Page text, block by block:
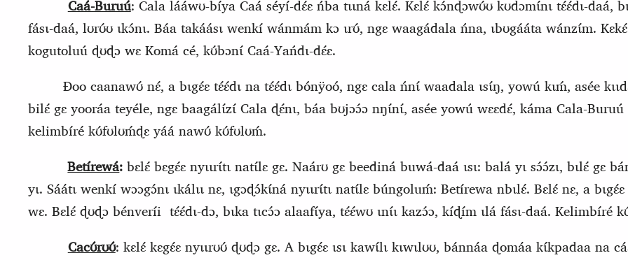
Caá-Buruú: Cala lááwʊ-bíya Caá séyí-dɛ́ɛ ńba tɩɩná kɛlɛ́. Kɛlɛ́ kɔ́nɖɔwʊ́ʊ kʊdɔmɩ́nɩ tɛ́ɛ́dɩ-daá,
fásɩ-daá, lʊrʊ́ʊ ɩkɔ́nɩ. Báa takáásɩ wenkí wánmám kɔ ɩrʊ́, ngɛ waagádala ńna, ɩbʊgááta wánzɩ́m.
kogutoluú ɖʊɖɔ wɛ Komá cé, kʊ́bɔnɩ́ Caá-Yańdɩ-dɛ́ɛ.
Ɖoo caanawʊ́ nɛ́, a bɩgɛ́ɛ tɛ́ɛ́dɩ na tɛ́ɛ́dɩ bónÿoó, ngɛ cala ńnɩ́ waadala ɩsɩ́ŋ, yowú kɩḿ, asée
bilɛ́ gɛ yooráa teyéle, ngɛ baagálɩ́zɩ́ Cala ɖɛ́nɩ, báa bʊjɔɔ́ɔ nŋɩ́nɩ́, asée yowú wɛɛdɛ́, káma Cala-Buruú
kelimbíré kʊ́fʊlʊḿɖɛ yáá nawʊ́ kʊ́fʊlʊḿ.
Betírewá: bɛlɛ́ bɛgɛ́ɛ nyɩɩrɩ́tɩ natɩ́lɛ gɛ. Naárʊ gɛ beediná buwá-daá ɩsɩ: balá yɩ sɔ́ɔ́zɩ, bɩlɛ́ gɛ
yɩ. Sáátɩ wenkí wɔɔgɔ́nɩ ɩkálɩɩ nɛ, ɩgɔɖɔ́kɩ́ná nyɩɩrɩ́tɩ natɩ́lɛ búngoluḿ: Betírewa nbɩlɛ́. Bɛlɛ́ nɛ, a bɩgɛ́ɛ
wɛ. Bɛlɛ́ ɖʊɖɔ bénveríi tɛ́ɛ́dɩ-dɔ, bɩka tɩcɔ́ɔ alaafɩ́ya, tɛ́ɛ́wʊ ɩnɩ́ɩ kazɔ́ɔ, kíɖím ɩlá fásɩ-daá.
Cacʊ́rʊʊ́: kɛlɛ́ kɛgɛ́ɛ nyɩɩrʊʊ́ ɖʊɖɔ gɛ. A bɩgɛ́ɛ ɩsɩ kawɩ́lɩ kɩwɩlʊʊ, bánnáa ɖomáa kɩ́kpadaa na